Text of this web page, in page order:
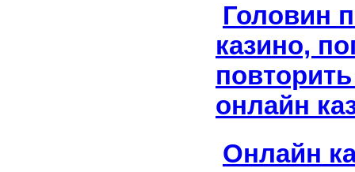
Головин
казино,
онлайн
Онлайн